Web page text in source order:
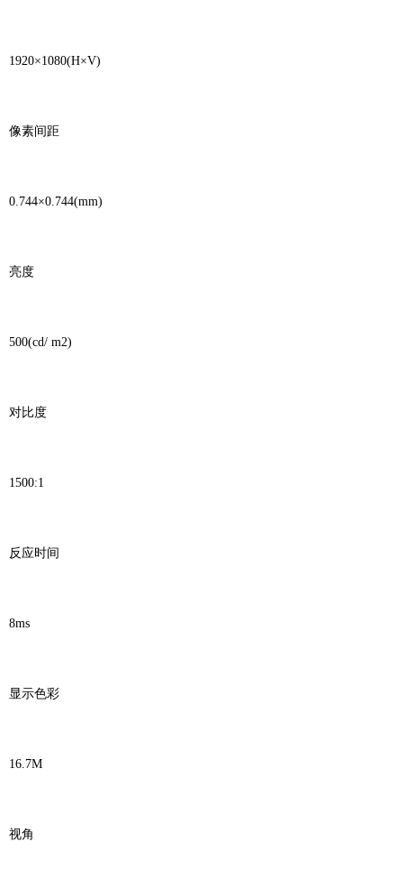
1920×1080(H×V)
像素间距
0.744×0.744(mm)
亮度
500(cd/ m2)
对比度
1500:1
反应时间
8ms
显示色彩
16.7M
视角